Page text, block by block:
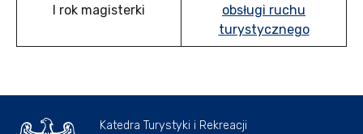
I rok magisterki
obsługi ruchu
turystycznego
Katedra Turystyki i Rekreacji